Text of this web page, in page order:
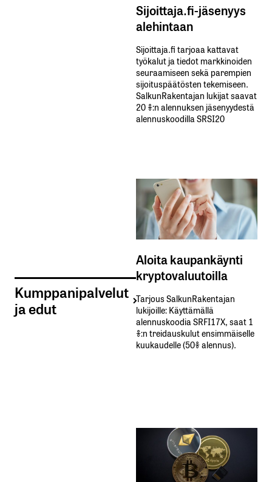
Kumppanipalvelut
ja edut
Sijoittaja.fi-jäsenyys
alehintaan
Sijoittaja.fi tarjoaa kattavat
työkalut ja tiedot markkinoiden
seuraamiseen sekä parempien
sijoituspäätösten tekemiseen.
SalkunRakentajan lukijat saavat
20 %:n alennuksen jäsenyydestä
alennuskoodilla SRSI20
Aloita kaupankäynti
kryptovaluutoilla
Tarjous SalkunRakentajan
lukijoille: Käyttämällä​ ​
alennuskoodia​ ​SRFI17X,​ ​saat​ ​1
%:n treidauskulut​ ​ensimmäiselle​ ​
kuukaudelle​ ​(50%​ ​alennus).